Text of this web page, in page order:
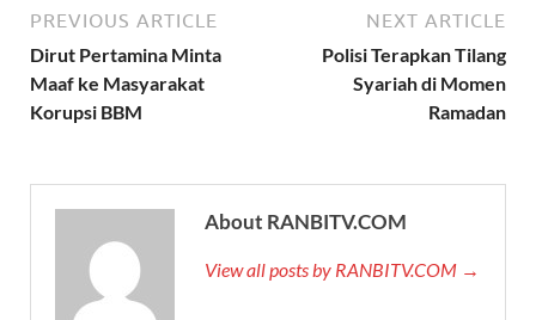
PREVIOUS ARTICLE
Dirut Pertamina Minta
Maaf ke Masyarakat
Korupsi BBM
NEXT ARTICLE
Polisi Terapkan Tilang
Syariah di Momen
Ramadan
About RANBITV.COM
View all posts by RANBITV.COM →